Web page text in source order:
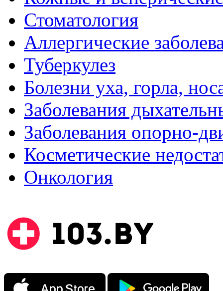
Стоматология
Аллергические
Туберкулез
Болезни уха, горла,
Заболевания
Заболевания опорно-
Косметические
Онкология